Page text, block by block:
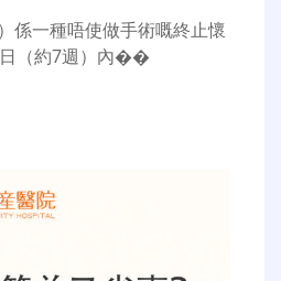
係一種唔使做手術嘅終止懷
（約7週）內��